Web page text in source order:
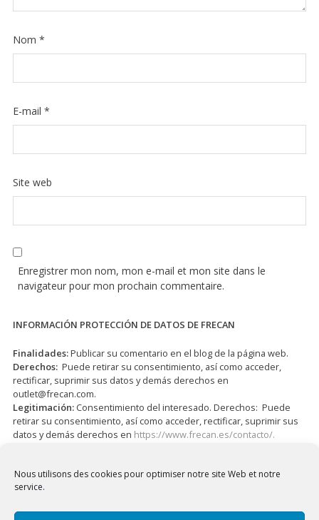
Nous utilisons des cookies pour optimiser notre site Web et notre
service.
Nom *
E-mail *
Site web
Enregistrer mon nom, mon e-mail et mon site dans le
navigateur pour mon prochain commentaire.
INFORMACIÓN PROTECCIÓN DE DATOS DE FRECAN
Finalidades:Publicar su comentario en el blog de la página web.
Derechos: Puede retirar su consentimiento, así como acceder,
rectificar, suprimir sus datos y demás derechos en
outlet@frecan.com.
Legitimación: Consentimiento del interesado. Derechos: Puede
retirar su consentimiento, así como acceder, rectificar, suprimir sus
datos y demás derechos en https://www.frecan.es/contacto/.